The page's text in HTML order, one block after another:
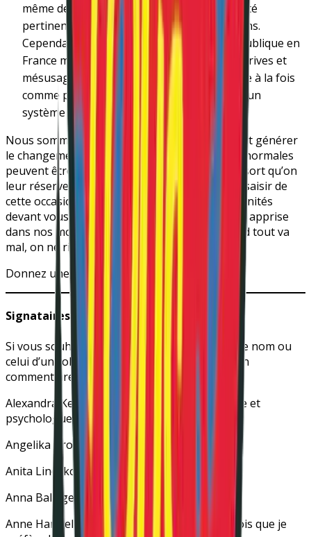
même de coordonner des stratégies de santé
pertinentes et conformes aux droits humains.
Cependant l’usage qui est fait de la santé publique en
France montre aussi ses forts risques de dérives et
mésusages. Notre place est donc nécessaire à la fois
comme partenaires, mais surtout au sein d’un
système démocratique de garde-fous !
Nous sommes conscient·e·s de la peur que peut générer
le changement – les personnes vues comme anormales
peuvent être aussi saisies de panique face au sort qu’on
leur réserve – mais nous choisissons de nous saisir de
cette occasion pour vous rappeler les opportunités
devant vous. S’il y a une chose que nous avons apprise
dans nos moments de douleur, c’est que quand tout va
mal, on ne risque rien à changer.
Donnez une chance à la démocratie en santé.
Signataires
Si vous souhaitez co-signer la tribune en votre nom ou
celui d’un collectif, merci de vous manifester en
commentaire.
Alexandra Kervran
(militante en santé mentale et
psychologue)
Angelika Gross
(alliée de la cause)
Anita Lindskog
(proche aidante)
Anna Baleige
(chercheuse, folle et psychiatre)
Anne Harmel(déclarée handicapée mais je crois que je